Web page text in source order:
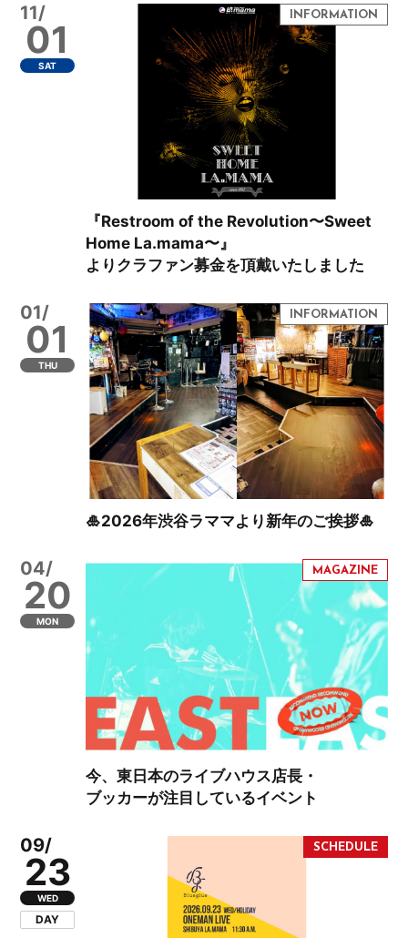
11/
01
SAT
『Restroom of the Revolution〜Sweet
Home La.mama〜』
よりクラファン募金を頂戴いたしました
01/
01
THU
🎍2026年渋谷ラママより新年のご挨拶🎍
04/
20
MON
今、東日本のライブハウス店長・
ブッカーが注目しているイベント
09/
23
WED
DAY